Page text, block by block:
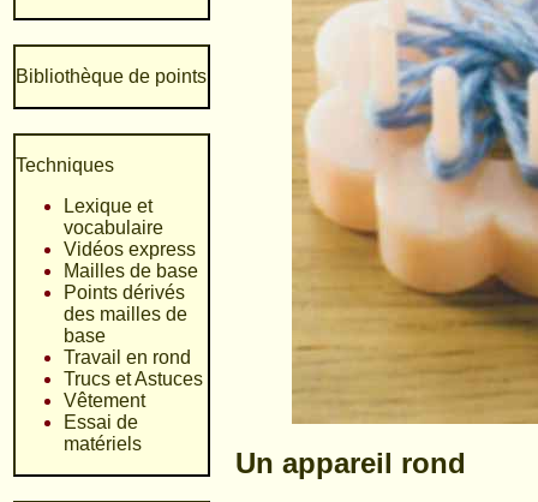
Bibliothèque de points
Techniques
Lexique et
vocabulaire
Vidéos express
Mailles de base
Points dérivés
des mailles de
base
Travail en rond
Trucs et Astuces
Vêtement
Essai de
matériels
Un appareil rond